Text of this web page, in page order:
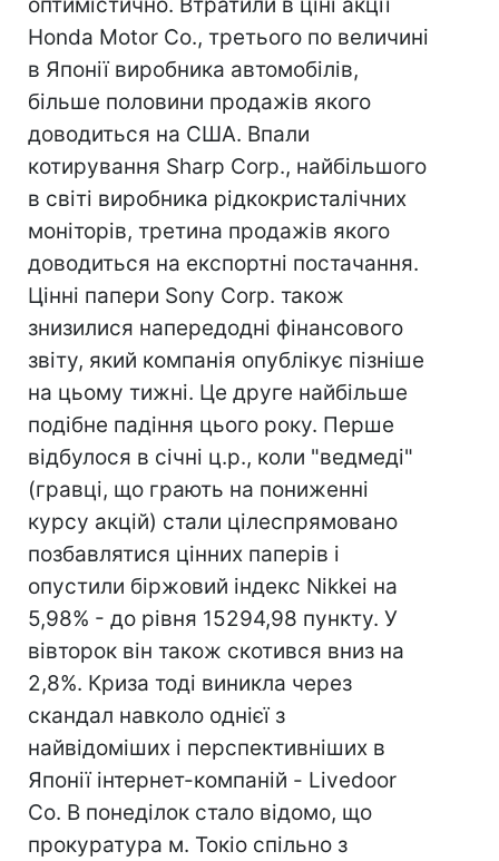
Honda Motor Co., третього по величині
в Японії виробника автомобілів,
більше половини продажів якого
доводиться на США. Впали
котирування Sharp Corp., найбільшого
в світі виробника рідкокристалічних
моніторів, третина продажів якого
доводиться на експортні постачання.
Цінні папери Sony Corp. також
знизилися напередодні фінансового
звіту, який компанія опублікує пізніше
на цьому тижні. Це друге найбільше
подібне падіння цього року. Перше
відбулося в січні ц.р., коли "ведмеді"
(гравці, що грають на пониженні
курсу акцій) стали цілеспрямовано
позбавлятися цінних паперів і
опустили біржовий індекс Nikkei на
5,98% - до рівня 15294,98 пункту. У
вівторок він також скотився вниз на
2,8%. Криза тоді виникла через
скандал навколо однієї з
найвідоміших і перспективніших в
Японії інтернет-компаній - Livedoor
Cо. В понеділок стало відомо, що
прокуратура м. Токіо спільно з